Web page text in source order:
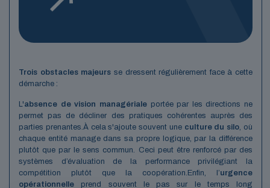
Trois obstacles majeurs se dressent régulièrement face à cette
démarche :
L'absence de vision managérialeportée par les directions ne
permet pas de décliner des pratiques cohérentes auprès des
parties prenantes. À cela s'ajoute souvent une culture du silo , où
chaque entité manage dans sa propre logique, par la différence
plutôt que par le sens commun. Ceci peut être renforcé par des
systèmes d’évaluation de la performance privilégiant la
compétition plutôt que la coopération. Enfin, l’urgence
opérationnelle prend souvent le pas sur le temps long